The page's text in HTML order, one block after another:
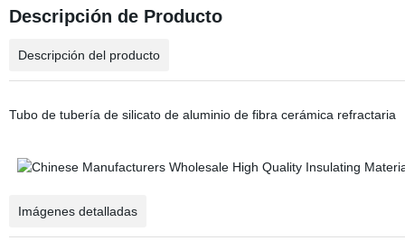
Descripción de Producto
Descripción del producto
Tubo de tubería de silicato de aluminio de fibra cerámica refractaria
Imágenes detalladas